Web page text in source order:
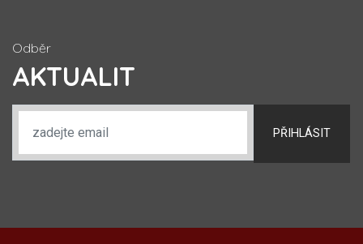
Odběr
AKTUALIT
PŘIHLÁSIT